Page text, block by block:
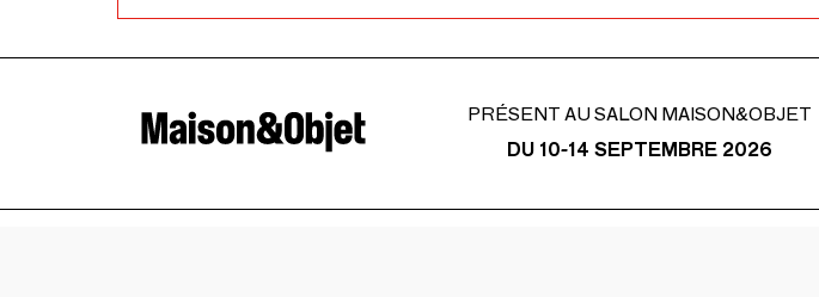
PRÉSENT AU SALON MAISON&OBJET
DU 10-14 SEPTEMBRE 2026